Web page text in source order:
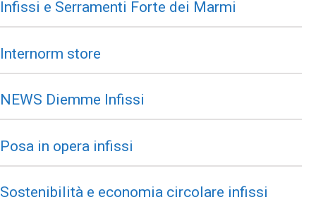
Infissi e Serramenti Forte dei Marmi
Internorm store
NEWS Diemme Infissi
Posa in opera infissi
Sostenibilità e economia circolare infissi